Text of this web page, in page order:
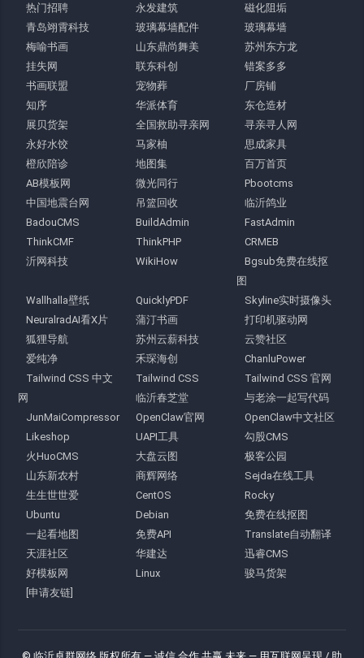
热门招聘
永发建筑
磁化阻垢
青岛翊霄科技
玻璃幕墙配件
玻璃幕墙
梅喻书画
山东鼎尚舞美
苏州东方龙
挂失网
联东科创
错案多多
书画联盟
宠物葬
厂房铺
知序
华派体育
东仓造材
展贝货架
全国救助寻亲网
寻亲寻人网
永好水饺
马家柚
思成家具
橙欣陪诊
地图集
百万首页
AB模板网
微光同行
Pbootcms
中国地震台网
吊篮回收
临沂鸽业
BadouCMS
BuildAdmin
FastAdmin
ThinkCMF
ThinkPHP
CRMEB
沂网科技
WikiHow
Bgsub免费在线抠
图
Wallhalla壁纸
QuicklyPDF
Skyline实时摄像头
NeuralradAI看X片
蒲汀书画
打印机驱动网
狐狸导航
苏州云薪科技
云赞社区
爱纯净
禾琛海创
ChanluPower
Tailwind CSS 中文
网
Tailwind CSS
Tailwind CSS 官网
临沂春芝堂
与老涂一起写代码
JunMaiCompressor
OpenClaw官网
OpenClaw中文社区
Likeshop
UAPI工具
勾股CMS
火HuoCMS
大盘云图
极客公园
山东新农村
商辉网络
Sejda在线工具
生生世世爱
CentOS
Rocky
Ubuntu
Debian
免费在线抠图
一起看地图
免费API
Translate自动翻译
天涯社区
华建达
迅睿CMS
好模板网
Linux
骏马货架
[申请友链]